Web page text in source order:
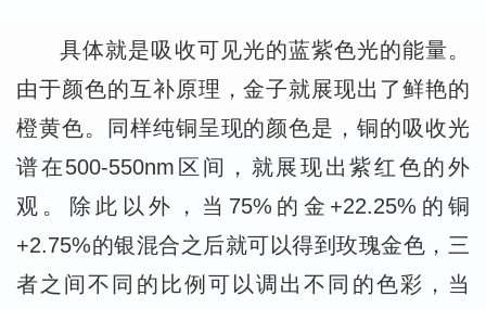
具体就是吸收可见光的蓝紫色光的能量。
由于颜色的互补原理，金子就展现出了鲜艳的
橙黄色。同样纯铜呈现的颜色是，铜的吸收光
谱在500-550nm区间，就展现出紫红色的外
观。除此以外，当75%的金+22.25%的铜
+2.75%的银混合之后就可以得到玫瑰金色，三
者之间不同的比例可以调出不同的色彩，当